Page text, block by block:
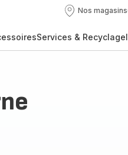
Nos magasins
Nos
Services & Recyclage